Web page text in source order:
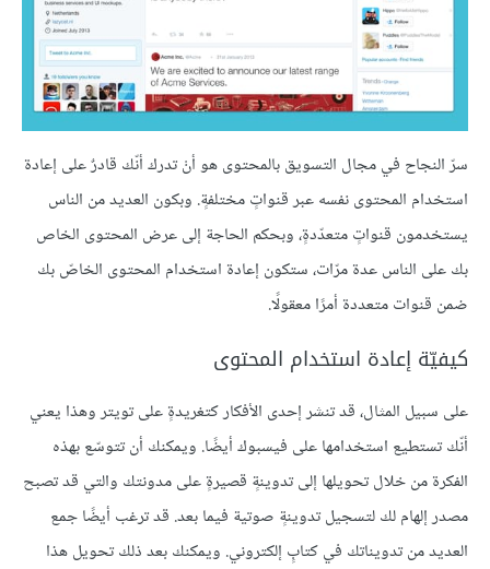
سرّ النجاح في مجال التسويق بالمحتوى هو أنْ تدرك أنّك قادرٌ على إعادة
استخدام المحتوى نفسه عبر قنواتٍ مختلفةٍ. وبكون العديد من الناس
يستخدمون قنواتٍ متعدّدةٍ، وبحكم الحاجة إلى عرض المحتوى الخاص
بك على الناس عدة مرّات، ستكون إعادة استخدام المحتوى الخاصّ بك
ضمن قنوات متعددة أمرًا معقولًا.
كيفيّة إعادة استخدام المحتوى
على سبيل المثال، قد تنشر إحدى الأفكار كتغريدةٍ على تويتر وهذا يعني
أنّك تستطيع استخدامها على فيسبوك أيضًا. ويمكنك أن تتوسّع بهذه
الفكرة من خلال تحويلها إلى تدوينةٍ قصيرةٍ على مدونتك والتي قد تصبح
مصدر إلهام لك لتسجيل تدوينةٍ صوتية فيما بعد. قد ترغب أيضًا جمع
العديد من تدويناتك في كتابٍ إلكتروني. ويمكنك بعد ذلك تحويل هذا